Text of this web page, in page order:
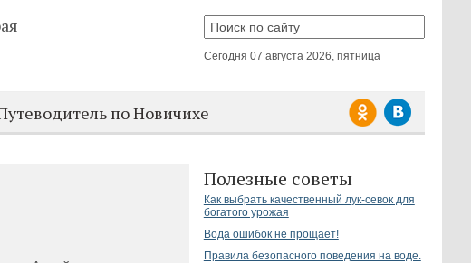
Сегодня 07 августа 2026, пятница
по Новичихе
Полезные советы
Как выбрать качественный лук-севок для
богатого урожая
Вода ошибок не прощает!
Правила безопасного поведения на воде.